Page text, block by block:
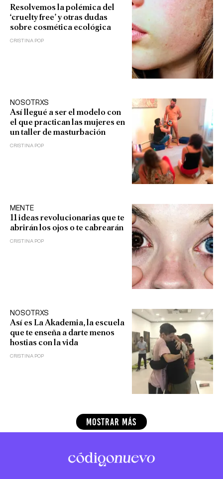
Resolvemos la polémica del
‘cruelty free’ y otras dudas
sobre cosmética ecológica
CRISTINA POP
NOSOTRXS
Así llegué a ser el modelo con
el que practican las mujeres en
un taller de masturbación
CRISTINA POP
MENTE
11 ideas revolucionarias que te
abrirán los ojos o te cabrearán
CRISTINA POP
NOSOTRXS
Así es La Akademia, la escuela
que te enseña a darte menos
hostias con la vida
CRISTINA POP
MOSTRAR MÁS